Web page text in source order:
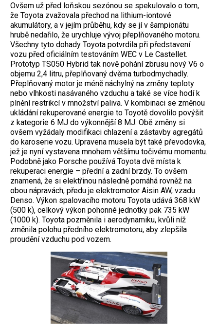
Ovšem už před loňskou sezónou se spekulovalo o tom,
že Toyota zvažovala přechod na lithium-iontové
akumulátory, a v jejím průběhu, kdy se jí v šampionátu
hrubě nedařilo, že urychluje vývoj přeplňovaného motoru.
Všechny tyto dohady Toyota potvrdila při představení
vozu před oficiálním testováním WEC v Le Castellet.
Prototyp TS050 Hybrid tak nově pohání zbrusu nový V6 o
objemu 2,4 litru, přeplňovaný dvěma turbodmychadly.
Přeplňovaný motor je méně náchylný na změny teploty
nebo vlhkosti nasávaného vzduchu a také se více hodí k
plnění restrikcí v množství paliva. V kombinaci se změnou
ukládání rekuperované energie to Toyotě dovolilo povýšit
z kategorie 6 MJ do výkonnější 8 MJ. Obě změny si
ovšem vyžádaly modifikaci chlazení a zástavby agregátů
do karoserie vozu. Upravena musela být také převodovka,
jež je nyní vystavena mnohem většímu točivému momentu.
Podobně jako Porsche používá Toyota dvě místa k
rekuperaci energie – přední a zadní brzdy. To ovšem
znamená, že si elektřinou následně pomáhá rovněž na
obou nápravách, předu je elektromotor Aisin AW, vzadu
Denso. Výkon spalovacího motoru Toyota udává 368 kW
(500 k), celkový výkon pohonné jednotky pak 735 kW
(1000 k). Toyota pozměnila i aerodynamiku, kvůli níž
změnila polohu předního elektromotoru, aby zlepšila
proudění vzduchu pod vozem.